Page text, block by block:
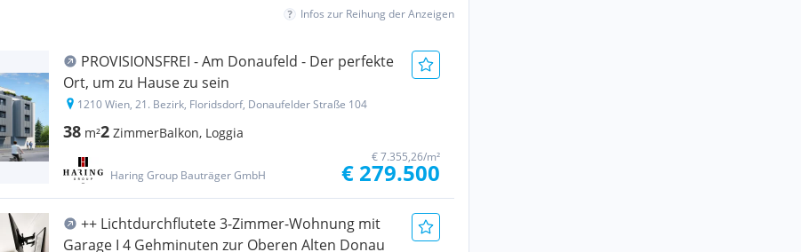
Infos zur Reihung der Anzeigen
PROVISIONSFREI - Am Donaufeld - Der perfekte
Ort, um zu Hause zu sein
1210 Wien, 21. Bezirk, Floridsdorf, Donaufelder Straße 104
38 m²2 ZimmerBalkon, Loggia
Haring Group Bauträger GmbH
€ 7.355,26/m²
€ 279.500
++ Lichtdurchflutete 3-Zimmer-Wohnung mit
Garage I 4 Gehminuten zur Oberen Alten Donau